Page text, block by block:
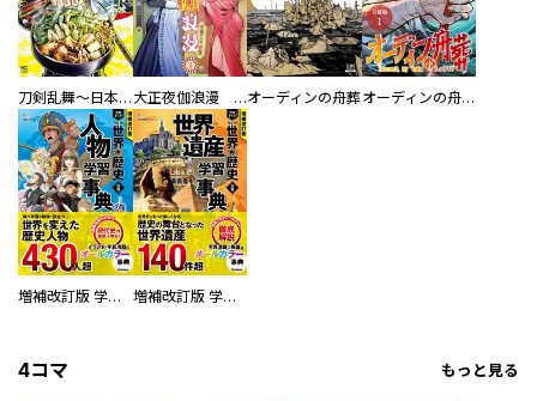
刀剣乱舞～日本号つれづれ酒～ 大正夜伽浪漫 －金曜日の花嫁—オーディンの舟葬 オーディンの舟葬 分冊版
増補改訂版 学研まんが NEW世界の歴史 別巻 人物学習事典 増補改訂版 学研まんが NEW世界の歴史 別巻 世界遺産学習事典
4コマ もっと見る